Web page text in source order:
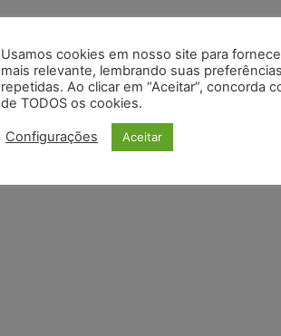
Usamos cookies em nosso site para
mais relevante, lembrando suas
repetidas. Ao clicar em “Aceitar”, concorda
de TODOS os cookies.
Configurações Aceitar